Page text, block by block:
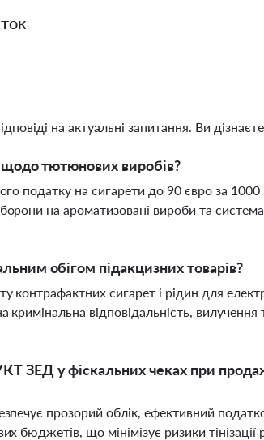
на актуальні запитання. Ви
щодо тютюнових виробів?
податку на сигарети до 90 євро за
на ароматизовані вироби та
обігом підакцизних товарів?
контрафактних сигарет і рідин для
відповідальність, вилучення
ЗЕД у фіскальних чеках при
прозорий облік, ефективний
бюджетів, що мінімізує ризики тінізації